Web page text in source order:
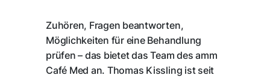
Zuhören, Fragen beantworten,
Möglichkeiten für eine Behandlung
prüfen – das bietet das Team des amm
Café Med an. Thomas Kissling ist seit